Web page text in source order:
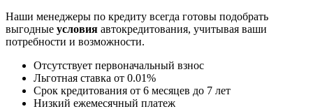
Наши менеджеры по кредиту всегда готовы подобрать
выгодные условия автокредитования, учитывая ваши
потребности и возможности.
Отсутствует первоначальный взнос
Льготная ставка от 0.01%
Срок кредитования от 6 месяцев до 7 лет
Низкий ежемесячный платеж